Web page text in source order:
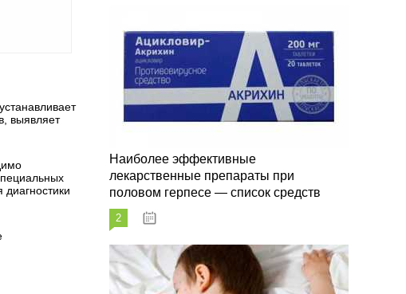
выявляет
диагностики
Наиболее эффективные
лекарственные препараты при
половом герпесе — список средств
2